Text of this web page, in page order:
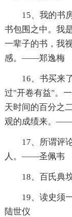
15、我的书
书包围之中。我
一辈子的书，我
感。——郑逸梅
16、书买来
过"开卷有益"。
天时间的百分之
观的成绩来。
17、所谓评
人。——圣佩韦
18、百氏典
19、读史须
陆世仪